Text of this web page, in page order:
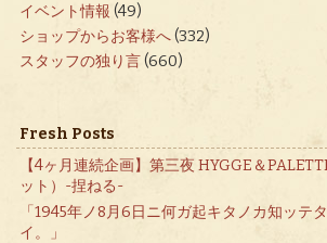
イベント情報 (49)
ショップからお客様へ(332)
スタッフの独り言(660)
Fresh Posts
【4ヶ月連続企画】第三夜 HYGGE＆
ット）-捏ねる-
「1945年ノ8月6日ニ何ガ起キタノカ知ッテ
イ。」